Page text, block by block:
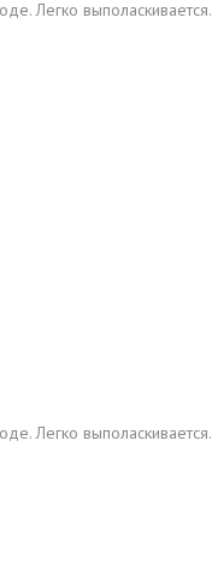
Легко выполаскивается.
Легко выполаскивается.